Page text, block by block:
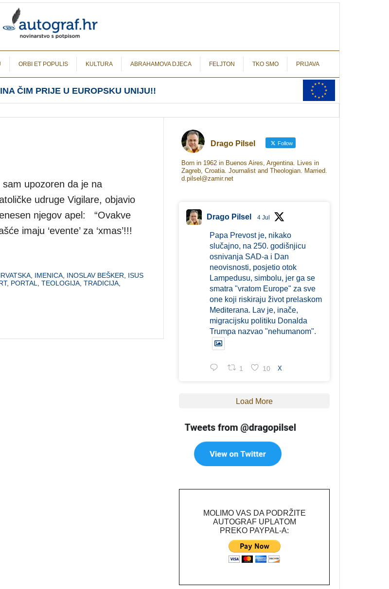
ORBI ET POPULIS KULTURA ABRAHAMOVA DJECA FELJTON TKO SMO PRIJAVA
ČIM PRIJE U EUROPSKU UNIJU!!
upozoren da je na
udruge Vigilare, objavio
njegov apel: “Ovakve
imaju ‘evente’ za ‘xmas’!!!
IMENICA INOSLAV BEŠKER
ISUS
, PORTAL TEOLOGIJA TRADICIJA
Drago Pilsel Follow
Born in 1962 in Buenos Aires, Argentina. Lives in
Zagreb, Croatia. Journalist and Theologian. Married.
d.pilsel@zamir.net
Drago Pilsel 4 Jul
Papa Prevost je, nikako
slučajno, na 250. godišnjicu
osnivanja SAD-a i Dan
neovisnosti, posjetio otok
Lampedusu, simbolu, jer ga se
smatra "vratom Europe" za sve
one koji riskiraju život prelaskom
Mediterana. Lav je, inače,
migracijsku politiku Donalda
Trumpa nazvao "nehumanom".
1 10 X
Load More
MOLIMO VAS DA PODRŽITE
AUTOGRAF UPLATOM
PREKO PAYPAL-A: